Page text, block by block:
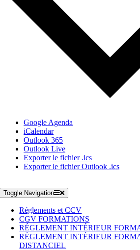
Google Agenda
iCalendar
Outlook 365
Outlook Live
Exporter le fichier .ics
Exporter le fichier Outlook .ics
Toggle Navigation
Réglements et CCV
CGV FORMATIONS
RÉGLEMENT INTÉRIEUR
RÉGLEMENT INTÉRIEUR
DISTANCIEL